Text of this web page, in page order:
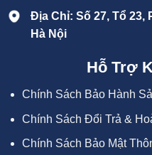
Địa Chỉ: Số 27, Tổ 23,
Hà Nội
Hỗ Trợ
Chính Sách Bảo Hành
Chính Sách Đổi Trả &
Chính Sách Bảo Mật